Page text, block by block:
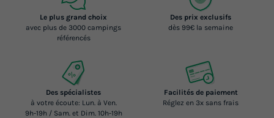
Le plus grand choix
avec plus de 3000 campings
référencés
Des prix exclusifs
dès 99€ la semaine
Des spécialistes
à votre écoute: Lun. à Ven.
9h-19h / Sam. et Dim. 10h-19h
Facilités de paiement
Réglez en 3x sans frais